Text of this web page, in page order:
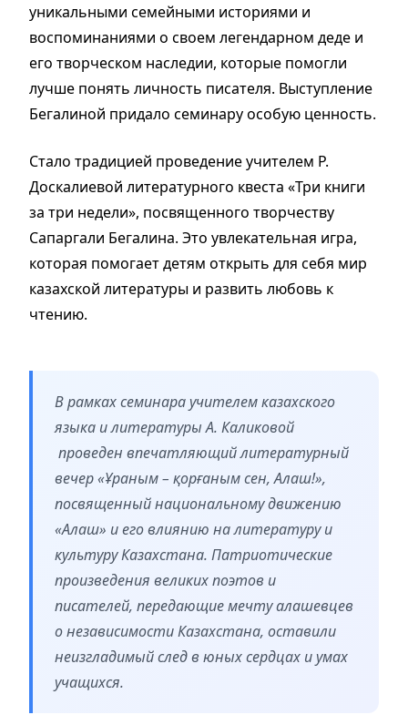
уникальными семейными историями и
воспоминаниями о своем легендарном деде и
его творческом наследии, которые помогли
лучше понять личность писателя. Выступление
Бегалиной придало семинару особую ценность.
Стало традицией проведение учителем Р.
Доскалиевой литературного квеста «Три книги
за три недели», посвященного творчеству
Сапаргали Бегалина. Это увлекательная игра,
которая помогает детям открыть для себя мир
казахской литературы и развить любовь к
чтению.
В рамках семинара учителем казахского
языка и литературы А. Каликовой
проведен впечатляющий литературный
вечер «Ұраным – қорғаным сен, Алаш!»,
посвященный национальному движению
«Алаш» и его влиянию на литературу и
культуру Казахстана. Патриотические
произведения великих поэтов и
писателей, передающие мечту алашевцев
о независимости Казахстана, оставили
неизгладимый след в юных сердцах и умах
учащихся.